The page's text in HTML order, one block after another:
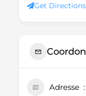
Get Directions
Adresse